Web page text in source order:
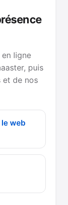
ligne
puis
et de nos
web